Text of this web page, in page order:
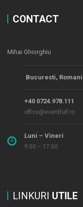
CONTACT
Mihai Ghiorghiu
Bucuresti,
+40 0724.978.111
office@eventfull.ro
Luni – Vineri
9:00 – 17:00
LINKURI UTILE